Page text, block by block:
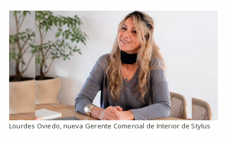
Lourdes Oviedo, nueva Gerente Comercial de Interior de Stylus